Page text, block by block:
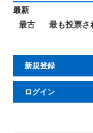
最新
最古
最も投票さ
新規登録
ログイン